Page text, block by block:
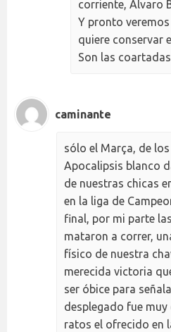
corriente, Álvaro
Y pronto
quiere conservar
Son las
caminante
sólo el Marça, de
Apocalipsis blanco
de nuestras chicas
en la liga de
final, por mi parte
mataron a correr,
físico de nuestra
merecida victoria
ser óbice para
desplegado fue
ratos el ofrecido en